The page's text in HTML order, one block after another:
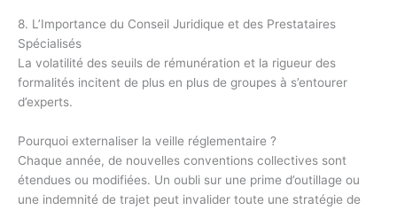
8. L’Importance du Conseil Juridique et des Prestataires
Spécialisés
La volatilité des seuils de rémunération et la rigueur des
formalités incitent de plus en plus de groupes à s’entourer
d’experts.
Pourquoi externaliser la veille réglementaire ?
Chaque année, de nouvelles conventions collectives sont
étendues ou modifiées. Un oubli sur une prime d’outillage ou
une indemnité de trajet peut invalider toute une stratégie de